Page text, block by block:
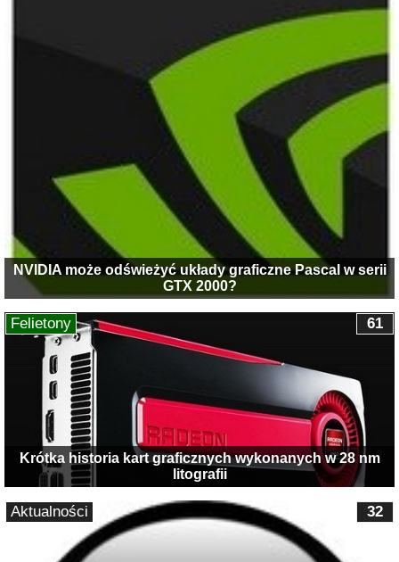
NVIDIA może odświeżyć układy graficzne Pascal w serii
GTX 2000?
Krótka historia kart graficznych wykonanych w 28 nm
litografii
61
Felietony
32
Aktualności